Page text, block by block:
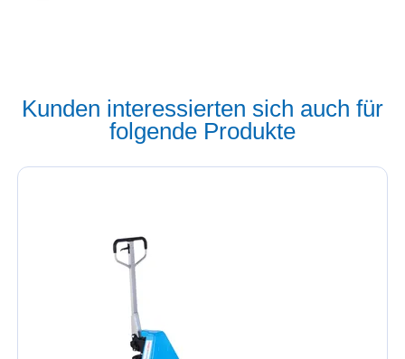
Kunden interessierten sich auch für
folgende Produkte